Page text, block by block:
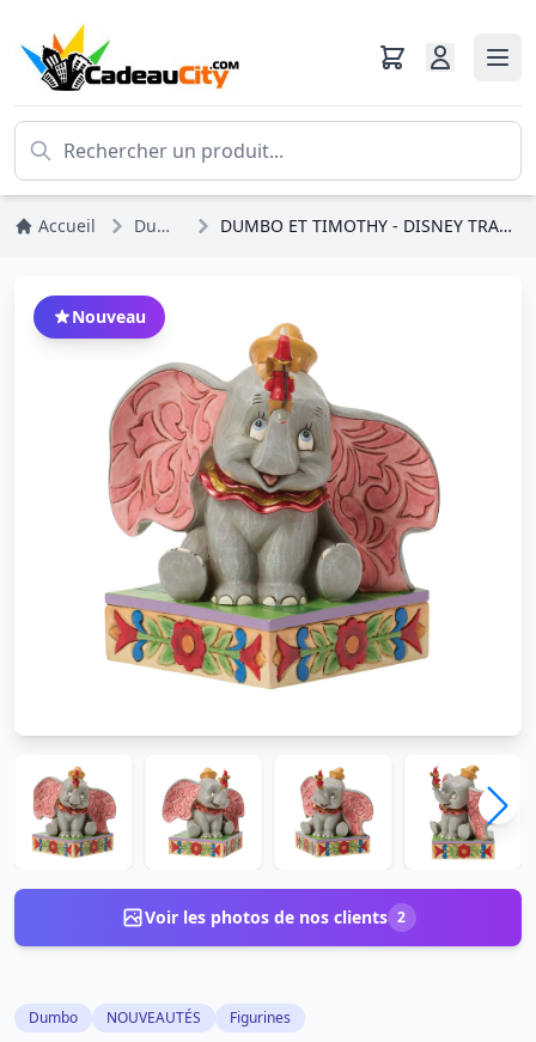
Accueil Dumbo DUMBO ET TIMOTHY - DISNEY TRADITIONS
Nouveau
Voir les photos de nos clients 2
Dumbo NOUVEAUTÉS Figurines